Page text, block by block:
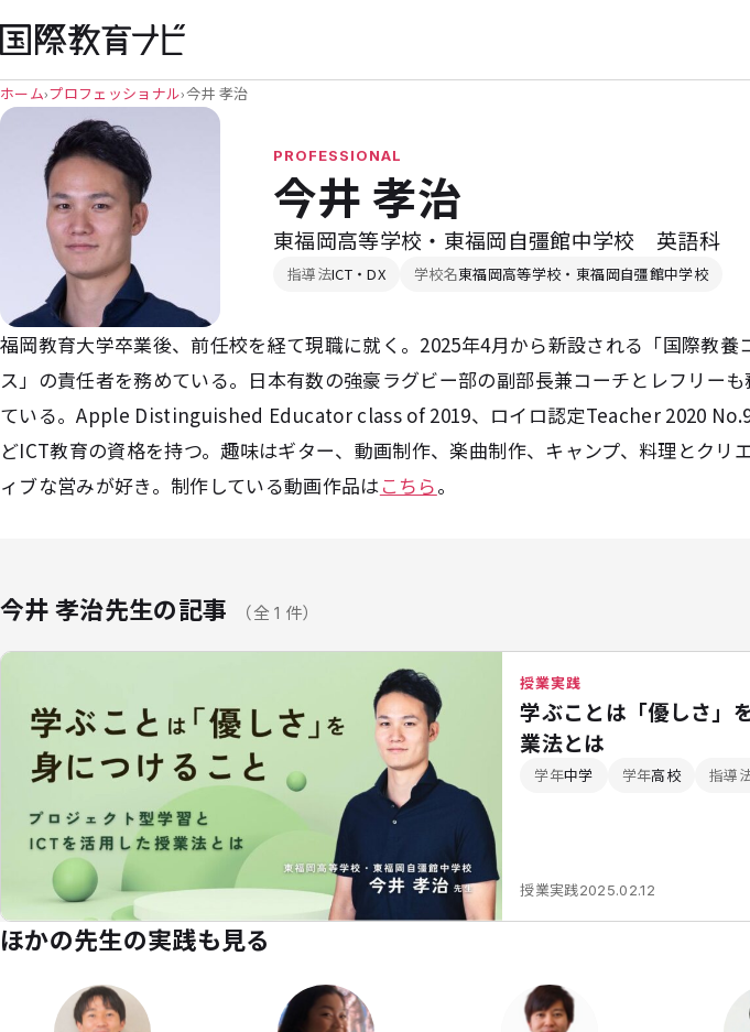
ホーム›プロフェッショナル›今井 孝治
PROFESSIONAL
今井 孝治
東福岡高等学校・東福岡自彊館中学校 英語科
指導法ICT・DX 学校名東福岡高等学校・東福岡自彊館中学校
福岡教育大学卒業後、前任校を経て現職に就く。2025年4月から新設される「国際教養
ス」の責任者を務めている。日本有数の強豪ラグビー部の副部長兼コーチとレフリーも
ている。Apple Distinguished Educator class of 2019、ロイロ認定Teacher 2020
どICT教育の資格を持つ。趣味はギター、動画制作、楽曲制作、キャンプ、料理とクリ
ィブな営みが好き。制作している動画作品はこちら。
今井 孝治先生の記事 （全 1 件）
授業実践
学ぶことは「優しさ」
業法とは
学年中学 学年高校 指導
授業実践2025.02.12
ほかの先生の実践も見る